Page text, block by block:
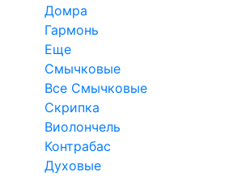
Домра
Гармонь
Еще
Смычковые
Все Смычковые
Скрипка
Виолончель
Контрабас
Духовые